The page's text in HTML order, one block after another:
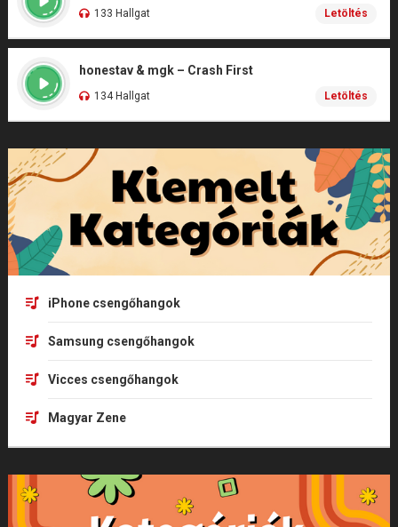
133 Hallgat Letöltés
honestav & mgk – Crash First
134 Hallgat Letöltés
iPhone csengőhangok
Samsung csengőhangok
Vicces csengőhangok
Magyar Zene